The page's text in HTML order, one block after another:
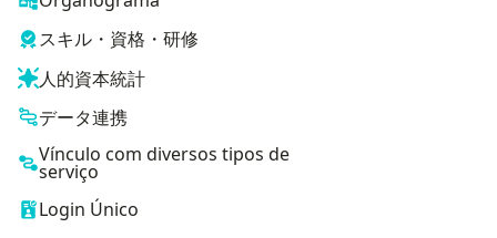
スキル・資格・研修
人的資本統計
データ連携
Vínculo com diversos tipos de
serviço
Login Único